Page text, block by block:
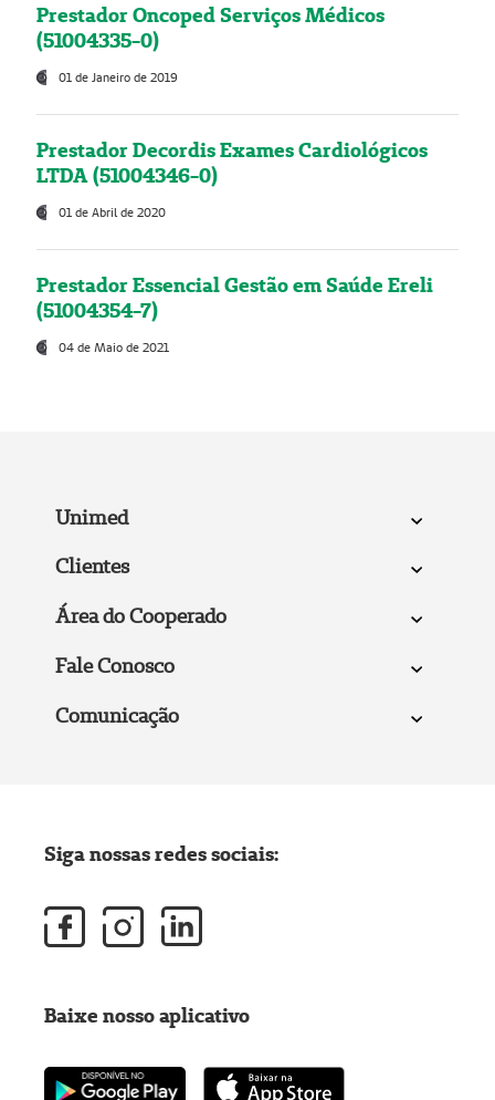
Prestador Oncoped Serviços Médicos
(51004335-0)
01 de Janeiro de 2019
Prestador Decordis Exames Cardiológicos
LTDA (51004346-0)
01 de Abril de 2020
Prestador Essencial Gestão em Saúde Ereli
(51004354-7)
04 de Maio de 2021
Unimed
Clientes
Área do Cooperado
Fale Conosco
Comunicação
Siga nossas redes sociais:
Baixe nosso aplicativo